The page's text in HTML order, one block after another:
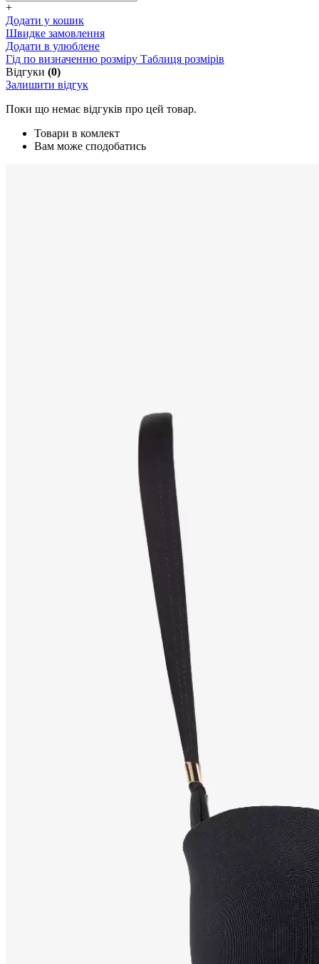
+
Додати у кошик
Швидке замовлення
Додати в улюблене
Гід по визначенню розміру Таблиця розмірів
Відгуки (0)
Залишити відгук
Поки що немає відгуків про цей товар.
Товари в комлект
Вам може сподобатись